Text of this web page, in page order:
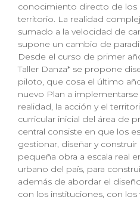
conocimiento directo de los
territorio. La realidad
sumado a la velocidad de
supone un cambio de
Desde el curso de primer
Taller Danza* se propone
piloto, que cosa el último
nuevo Plan a
realidad, la acción y el
curricular inicial del área de
central consiste en que los
gestionar, diseñar y
pequeña obra a escala real
urbano del país, para
además de abordar el
con los instituciones, con